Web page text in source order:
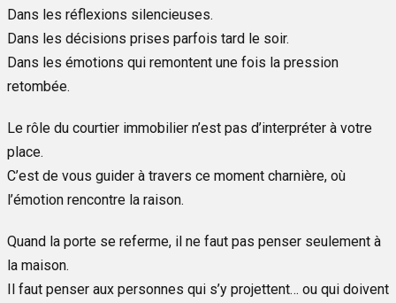
Dans les réflexions silencieuses.
Dans les décisions prises parfois tard le soir.
Dans les émotions qui remontent une fois la pression
retombée.
Le rôle du courtier immobilier n’est pas d’interpréter à votre
place.
C’est de vous guider à travers ce moment charnière, où
l’émotion rencontre la raison.
Quand la porte se referme, il ne faut pas penser seulement à
la maison.
Il faut penser aux personnes qui s’y projettent… ou qui doivent